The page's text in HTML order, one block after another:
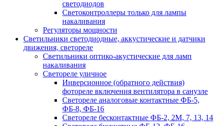
светодиодов
Светоконтроллеры только для лампы
накаливания
Регуляторы мощности
Светильники светодиодные, аккустические и датчики
движения, светореле
Светильники оптико-акустические для ламп
накаливания
Светореле уличное
Инверсионное (обратного действия)
фотореле включения вентилятора в санузле
Светореле аналоговые контактные ФБ-5,
ФБ-8, ФБ-16
Светореле бесконтактные ФБ-2, 2М, 7, 13, 14